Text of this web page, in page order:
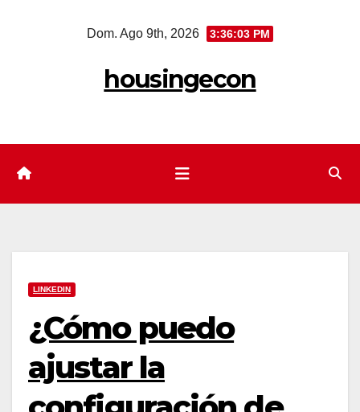
Dom. Ago 9th, 2026 3:36:04 PM
housingecon
LINKEDIN
¿Cómo puedo
ajustar la